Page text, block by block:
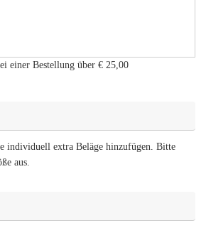
einer Bestellung über € 25,00
individuell extra Beläge hinzufügen. Bitte
aus.